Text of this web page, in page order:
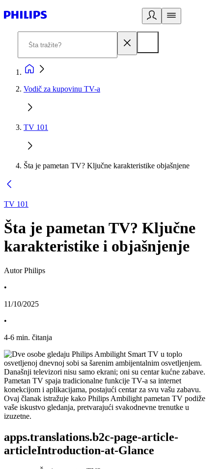
Vodič za kupovinu TV-a
TV 101
Šta je pametan TV? Ključne karakteristike objašnjene
TV 101
Šta je pametan TV? Ključne
karakteristike i objašnjenje
Autor Philips
•
11/10/2025
•
4-6 min. čitanja
Današnji televizori nisu samo ekrani; oni su centar kućne zabave.
Pametan TV spaja tradicionalne funkcije TV-a sa internet
konekcijom i aplikacijama, postajući centar za svu vašu zabavu.
Ovaj članak istražuje kako Philips Ambilight pametan TV podiže
vaše iskustvo gledanja, pretvarajući svakodnevne trenutke u
izuzetne.
apps.translations.b2c-page-article-
articleIntroduction-at-Glance